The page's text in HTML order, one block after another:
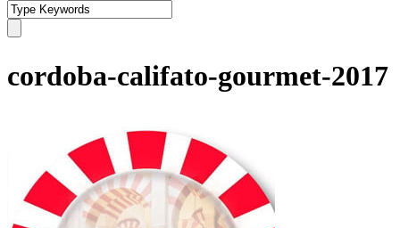
cordoba-califato-gourmet-2017